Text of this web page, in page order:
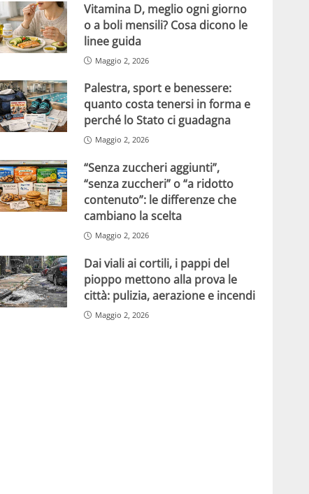
Vitamina D, meglio ogni giorno
o a boli mensili? Cosa dicono le
linee guida
Maggio 2, 2026
Palestra, sport e benessere:
quanto costa tenersi in forma e
perché lo Stato ci guadagna
Maggio 2, 2026
“Senza zuccheri aggiunti”,
“senza zuccheri” o “a ridotto
contenuto”: le differenze che
cambiano la scelta
Maggio 2, 2026
Dai viali ai cortili, i pappi del
pioppo mettono alla prova le
città: pulizia, aerazione e incendi
Maggio 2, 2026